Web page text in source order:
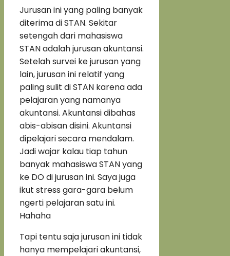
Jurusan ini yang paling banyak
diterima di STAN. Sekitar
setengah dari mahasiswa
STAN adalah jurusan akuntansi.
Setelah survei ke jurusan yang
lain, jurusan ini relatif yang
paling sulit di STAN karena ada
pelajaran yang namanya
akuntansi. Akuntansi dibahas
abis-abisan disini. Akuntansi
dipelajari secara mendalam.
Jadi wajar kalau tiap tahun
banyak mahasiswa STAN yang
ke DO di jurusan ini. Saya juga
ikut stress gara-gara belum
ngerti pelajaran satu ini.
Hahaha
Tapi tentu saja jurusan ini tidak
hanya mempelajari akuntansi,